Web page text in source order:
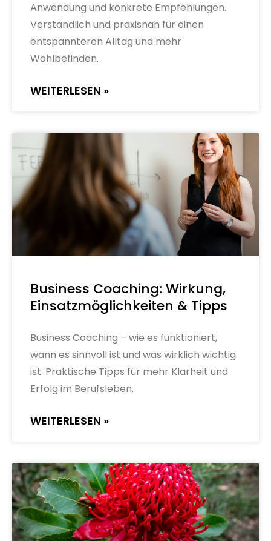
Anwendung und konkrete Empfehlungen.
Verständlich und praxisnah für einen
entspannteren Alltag und mehr
Wohlbefinden.
WEITERLESEN »
Business Coaching: Wirkung,
Einsatzmöglichkeiten & Tipps
Business Coaching – wie es funktioniert,
wann es sinnvoll ist und was wirklich wichtig
ist. Praktische Tipps für mehr Klarheit und
Erfolg im Berufsleben.
WEITERLESEN »